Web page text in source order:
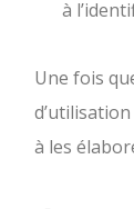
à
Une fois
à les